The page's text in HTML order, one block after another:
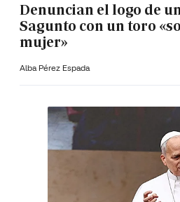
Denuncian el logo de
Sagunto con un toro
mujer»
Alba Pérez Espada